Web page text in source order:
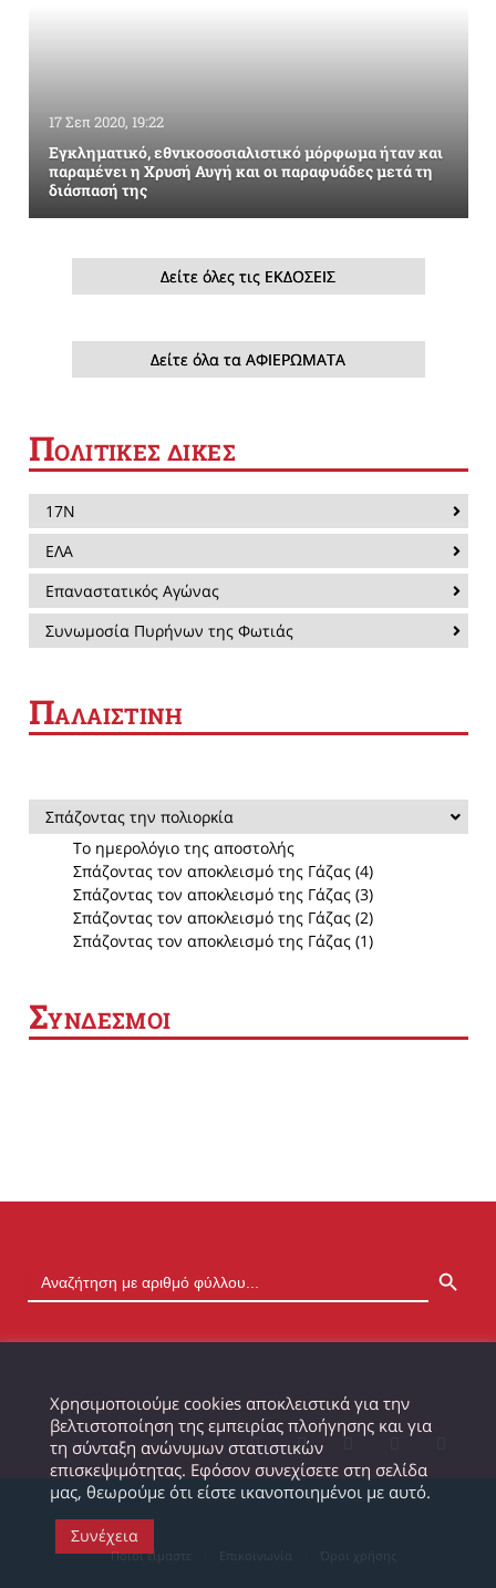
17 Σεπ 2020, 19:22
Εγκληματικό, εθνικοσοσιαλιστικό μόρφωμα ήταν και
παραμένει η Χρυσή Αυγή και οι παραφυάδες μετά τη
διάσπασή της
Δείτε όλες τις ΕΚΔΟΣΕΙΣ
Δείτε όλα τα ΑΦΙΕΡΩΜΑΤΑ
ΠΟΛΙΤΙΚΕΣ ΔΙΚΕΣ
17Ν
ΕΛΑ
Επαναστατικός Αγώνας
Συνωμοσία Πυρήνων της Φωτιάς
ΠΑΛΑΙΣΤΙΝΗ
Σπάζοντας την πολιορκία
Το ημερολόγιο της αποστολής
Σπάζοντας τον αποκλεισμό της Γάζας (4)
Σπάζοντας τον αποκλεισμό της Γάζας (3)
Σπάζοντας τον αποκλεισμό της Γάζας (2)
Σπάζοντας τον αποκλεισμό της Γάζας (1)
ΣΥΝΔΕΣΜΟΙ
Ποιοι είμαστε
Χρησιμοποιούμε cookies αποκλειστικά για την
βελτιστοποίηση της εμπειρίας πλοήγησης και για
τη σύνταξη ανώνυμων στατιστικών
επισκεψιμότητας. Εφόσον συνεχίσετε στη σελίδα
μας, θεωρούμε ότι είστε ικανοποιημένοι με αυτό.
Συνέχεια